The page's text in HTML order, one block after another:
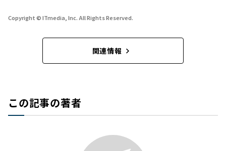
Copyright © ITmedia, Inc. All Rights Reserved.
関連情報
この記事の著者